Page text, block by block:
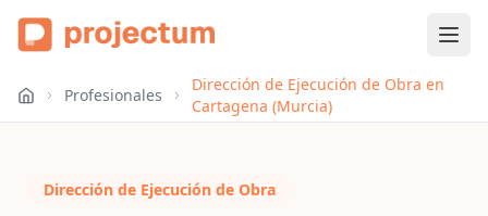
Profesionales
Dirección de Ejecución de Obra en
Cartagena (Murcia)
Dirección de Ejecución de Obra